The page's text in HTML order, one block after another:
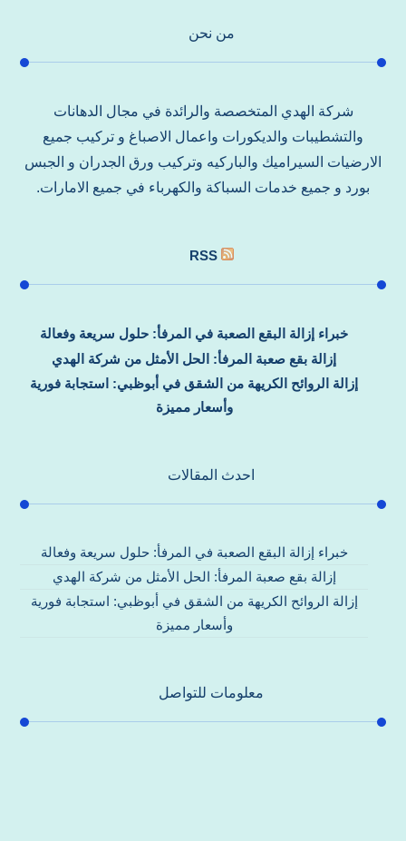
من نحن
شركة الهدي المتخصصة والرائدة في مجال الدهانات
والتشطيبات والديكورات واعمال الاصباغ و تركيب جميع
الارضيات السيراميك والباركيه وتركيب ورق الجدران و الجبس
بورد و جميع خدمات السباكة والكهرباء في جميع الامارات.
RSS
خبراء إزالة البقع الصعبة في المرفأ: حلول سريعة وفعالة
إزالة بقع صعبة المرفأ: الحل الأمثل من شركة الهدي
إزالة الروائح الكريهة من الشقق في أبوظبي: استجابة فورية
وأسعار مميزة
احدث المقالات
خبراء إزالة البقع الصعبة في المرفأ: حلول سريعة وفعالة
إزالة بقع صعبة المرفأ: الحل الأمثل من شركة الهدي
إزالة الروائح الكريهة من الشقق في أبوظبي: استجابة فورية
وأسعار مميزة
معلومات للتواصل